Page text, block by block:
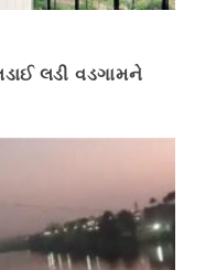
લડી વડગામને